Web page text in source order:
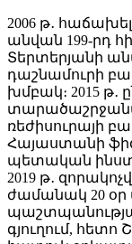
2006 թ․
անվան 199-րդ
Տերտերյանի
դաշնամուրի
խմբակ։ 2015 թ․
ռեժիսուրայի
Հայաստանի
պետական
2019 թ․
ժամանակ 20 օր
գյուղում, հետո